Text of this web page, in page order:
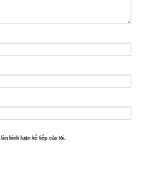
bình luận kế tiếp của tôi.